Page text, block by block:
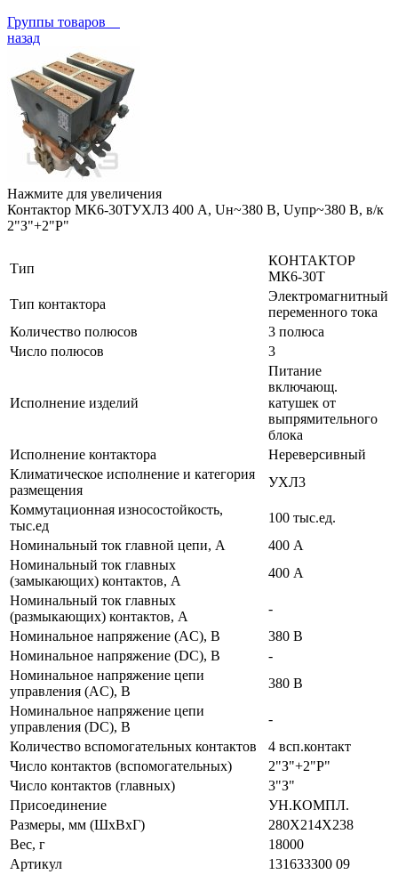
Группы товаров
назад
Нажмите для увеличения
Контактор МК6-30ТУХЛ3 400 А, Uн~380 В, Uупр~380 В, в/к
2"З"+2"Р"
Тип
КОНТАКТОР
МК6-30Т
Тип контактора
Электромагнитный
переменного тока
Количество полюсов
3 полюса
Число полюсов
3
Исполнение изделий
Питание
включающ.
катушек от
выпрямительного
блока
Исполнение контактора
Нереверсивный
Климатическое исполнение и категория
размещения
УХЛ3
Коммутационная износостойкость,
тыс.ед
100 тыс.ед.
Номинальный ток главной цепи, А
400 А
Номинальный ток главных
(замыкающих) контактов, А
400 А
Номинальный ток главных
(размыкающих) контактов, А
-
Номинальное напряжение (AC), В
380 В
Номинальное напряжение (DC), В
-
Номинальное напряжение цепи
управления (AC), В
380 В
Номинальное напряжение цепи
управления (DC), В
-
Количество вспомогательных контактов
4 всп.контакт
Число контактов (вспомогательных)
2"З"+2"Р"
Число контактов (главных)
3"З"
Присоединение
УН.КОМПЛ.
Размеры, мм (ШхВхГ)
280Х214Х238
Вес, г
18000
Артикул
131633300 09